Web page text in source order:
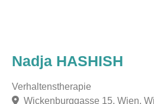
Nadja HASHISH
Verhaltenstherapie
Wickenburggasse 15, Wien,